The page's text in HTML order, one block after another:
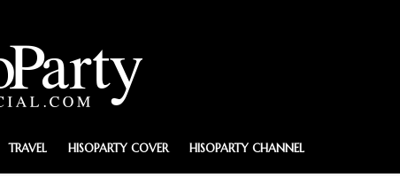
TRAVEL HISOPARTY COVER HISOPARTY CHANNEL